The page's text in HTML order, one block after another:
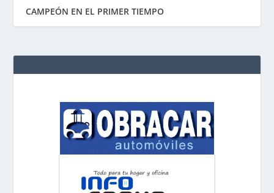
CAMPEÓN EN EL PRIMER TIEMPO